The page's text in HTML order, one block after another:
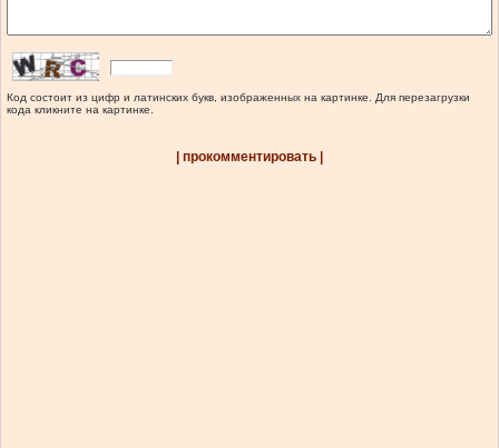
Код состоит из цифр и латинских букв, изображенных на картинке. Для перезагрузки
кода кликните на картинке.
| прокомментировать |